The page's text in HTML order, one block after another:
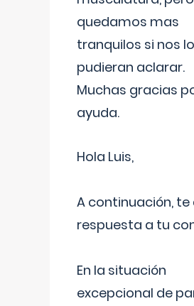
quedamos mas
tranquilos si nos lo
pudieran aclarar.
Muchas gracias
ayuda.
Hola Luis,
A continuación,
respuesta a tu
En la situación
excepcional de